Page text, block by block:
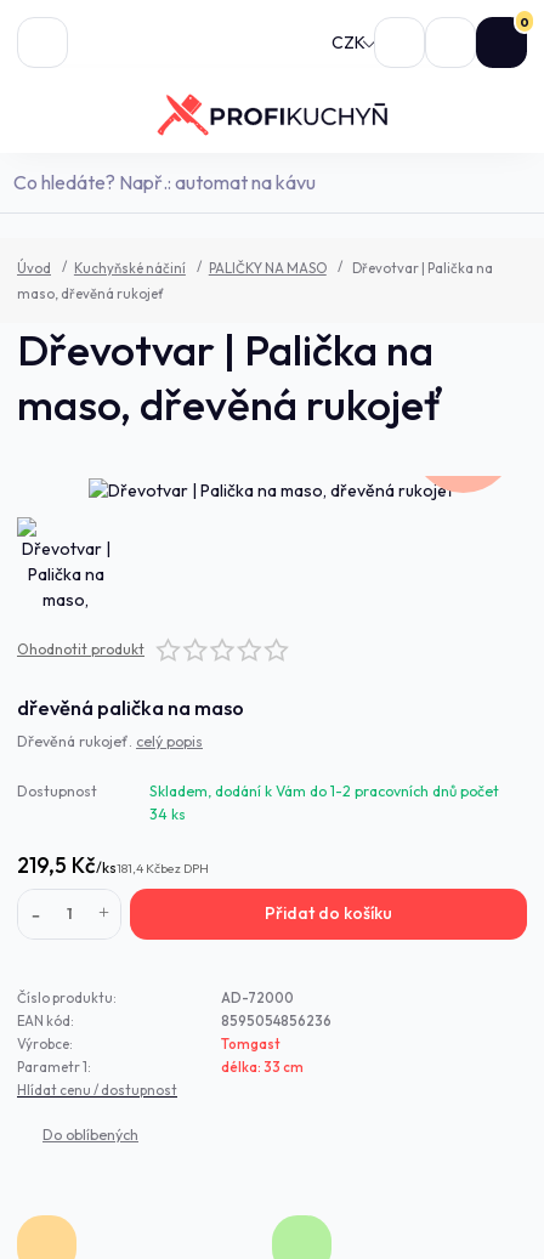
CZK
0
Úvod Kuchyňské náčiní PALIČKY NA MASO
Dřevotvar | Palička na
maso, dřevěná rukojeť
Dřevotvar | Palička na
maso, dřevěná rukojeť
Ohodnotit produkt
dřevěná palička na maso
Dřevěná rukojeť. celý popis
Dostupnost
Skladem, dodání k Vám do 1-2 pracovních dnů počet
34 ks
219,5 Kč/ks181,4 Kčbez DPH
Přidat do košíku
Číslo produktu:
AD-72000
EAN kód:
8595054856236
Výrobce:
Tomgast
Parametr 1:
délka: 33 cm
Hlídat cenu / dostupnost